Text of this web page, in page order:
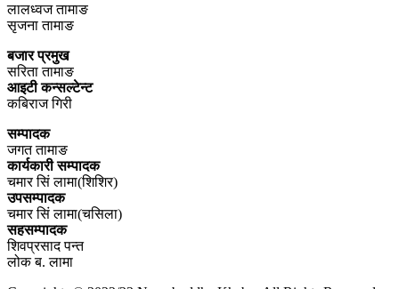
लालध्वज तामाङ
सृजना तामाङ
बजार प्रमुख
सरिता तामाङ
आइटी कन्सल्टेन्ट
कबिराज गिरी
सम्पादक
जगत तामाङ
कार्यकारी सम्पादक
चमार सिं लामा(शिशिर)
उपसम्पादक
चमार सिं लामा(चसिला)
सहसम्पादक
शिवप्रसाद पन्त
लोक ब. लामा